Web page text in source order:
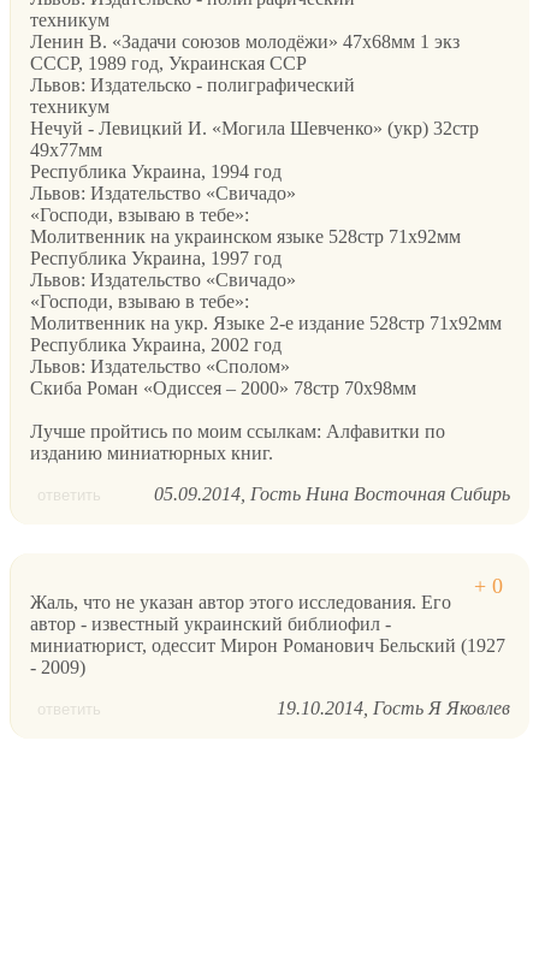
техникум
Ленин В. «Задачи союзов молодёжи» 47х68мм 1 экз
CCCР, 1989 год, Украинская ССР
Львов: Издательско - полиграфический
техникум
Нечуй - Левицкий И. «Могила Шевченко» (укр) 32стр
49х77мм
Республика Украина, 1994 год
Львов: Издательство «Свичадо»
«Господи, взываю в тебе»:
Молитвенник на украинском языке 528стр 71х92мм
Республика Украина, 1997 год
Львов: Издательство «Свичадо»
«Господи, взываю в тебе»:
Молитвенник на укр. Языке 2-е издание 528стр 71х92мм
Республика Украина, 2002 год
Львов: Издательство «Сполом»
Скиба Роман «Одиссея – 2000» 78стр 70х98мм
Лучше пройтись по моим ссылкам: Алфавитки по
изданию миниатюрных книг.
ответить 05.09.2014 Гость Нина Восточная Сибирь
Жаль, что не указан автор этого исследования. Его
автор - известный украинский библиофил -
миниатюрист, одессит Мирон Романович Бельский (1927
- 2009)
ответить 19.10.2014 Гость Я Яковлев